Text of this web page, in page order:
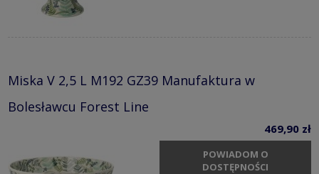
Miska V 2,5 L M192 GZ39 Manufaktura w
Bolesławcu Forest Line
469,90 zł
POWIADOM O
DOSTĘPNOŚCI